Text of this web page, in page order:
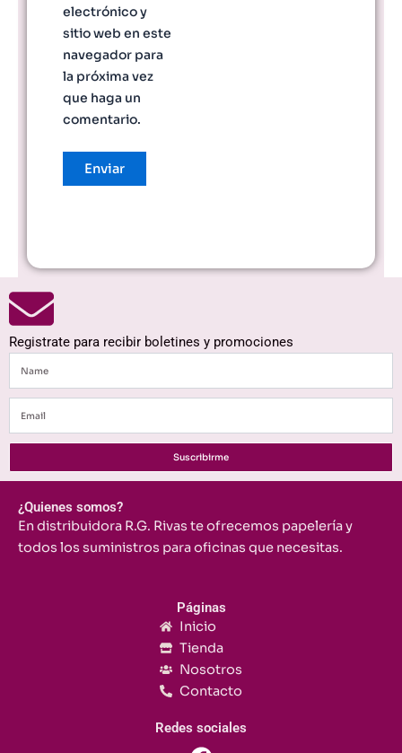
electrónico y
sitio web en este
navegador para
la próxima vez
que haga un
comentario.
Registrate para recibir boletines y promociones
Suscribirme
¿Quienes somos?
En distribuidora R.G. Rivas te ofrecemos papelería y
todos los suministros para oficinas que necesitas.
Páginas
Inicio
Tienda
Nosotros
Contacto
Redes sociales
F